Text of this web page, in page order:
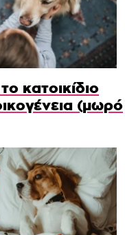
κατοικίδιο
(μωρό